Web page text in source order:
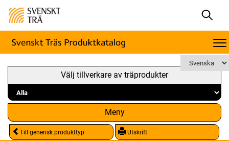
Välj tillverkare av träprodukter
Meny
Till generisk produkttyp Utskrift